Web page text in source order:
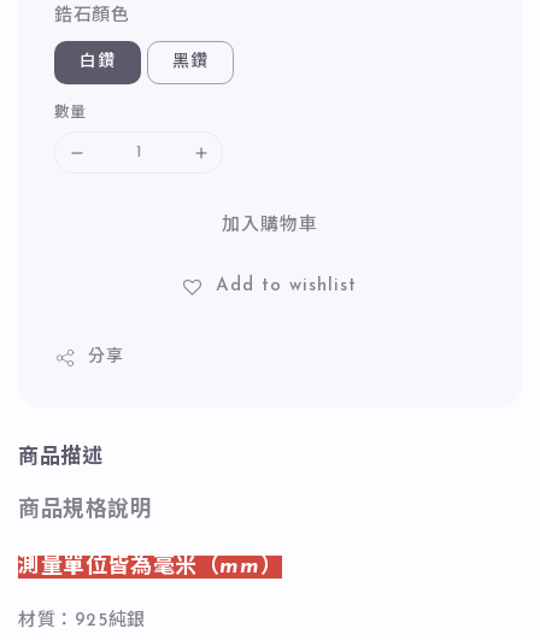
鋯石顏色
白鑽 黑鑽
數量
加入購物車
Add to wishlist
分享
商品描述
商品規格說明
測量單位皆為毫米（mm）
材質：925純銀